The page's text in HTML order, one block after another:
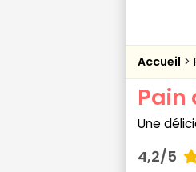
Accueil
Pain
Une
4,2/5